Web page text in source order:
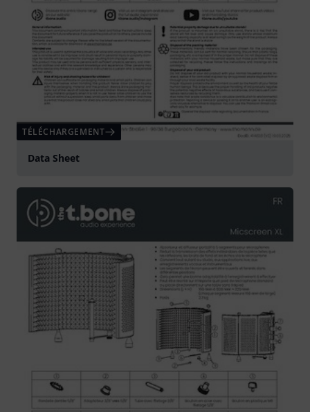
TÉLÉCHARGEMENT
Data Sheet